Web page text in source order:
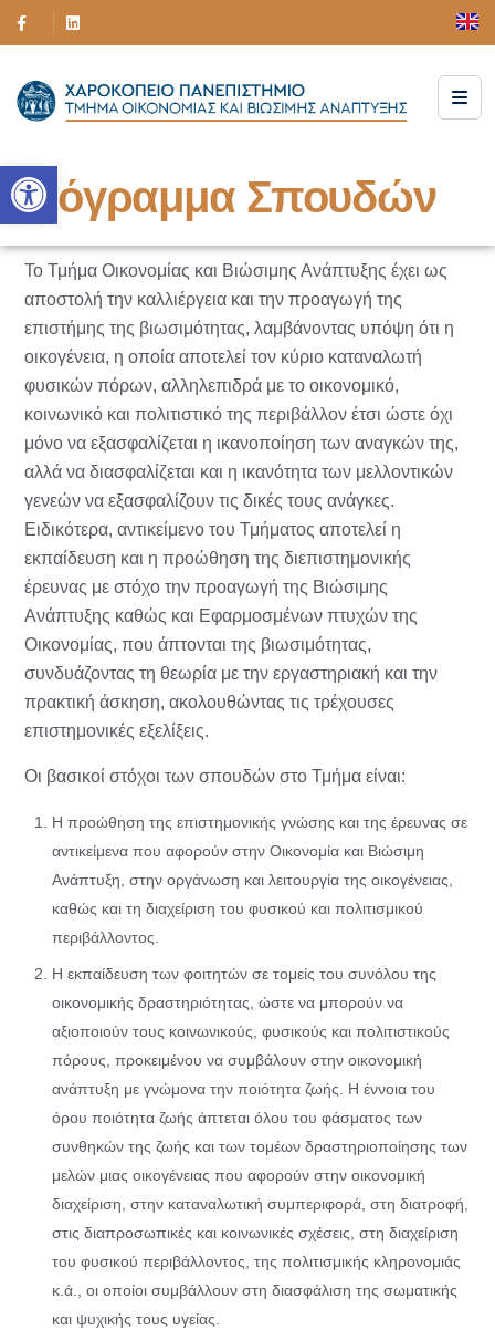
Ανοίξτε τη γραμμή εργαλείων
Πρόγραμμα Σπουδών
Το Τμήμα Οικονομίας και Βιώσιμης Ανάπτυξης έχει ως
αποστολή την καλλιέργεια και την προαγωγή της
επιστήμης της βιωσιμότητας, λαμβάνοντας υπόψη ότι η
οικογένεια, η οποία αποτελεί τον κύριο καταναλωτή
φυσικών πόρων, αλληλεπιδρά με το οικονομικό,
κοινωνικό και πολιτιστικό της περιβάλλον έτσι ώστε όχι
μόνο να εξασφαλίζεται η ικανοποίηση των αναγκών της,
αλλά να διασφαλίζεται και η ικανότητα των μελλοντικών
γενεών να εξασφαλίζουν τις δικές τους ανάγκες.
Ειδικότερα, αντικείμενο του Τμήματος αποτελεί η
εκπαίδευση και η προώθηση της διεπιστημονικής
έρευνας με στόχο την προαγωγή της Βιώσιμης
Ανάπτυξης καθώς και Εφαρμοσμένων πτυχών της
Οικονομίας, που άπτονται της βιωσιμότητας,
συνδυάζοντας τη θεωρία με την εργαστηριακή και την
πρακτική άσκηση, ακολουθώντας τις τρέχουσες
επιστημονικές εξελίξεις.
Οι βασικοί στόχοι των σπουδών στο Τμήμα είναι:
Η προώθηση της επιστημονικής γνώσης και της έρευνας σε
αντικείμενα που αφορούν στην Οικονομία και Βιώσιμη
Ανάπτυξη, στην οργάνωση και λειτουργία της οικογένειας,
καθώς και τη διαχείριση του φυσικού και πολιτισμικού
περιβάλλοντος.
Η εκπαίδευση των φοιτητών σε τομείς του συνόλου της
οικονομικής δραστηριότητας, ώστε να μπορούν να
αξιοποιούν τους κοινωνικούς, φυσικούς και πολιτιστικούς
πόρους, προκειμένου να συμβάλουν στην οικονομική
ανάπτυξη με γνώμονα την ποιότητα ζωής. Η έννοια του
όρου ποιότητα ζωής άπτεται όλου του φάσματος των
συνθηκών της ζωής και των τομέων δραστηριοποίησης των
μελών μιας οικογένειας που αφορούν στην οικονομική
διαχείριση, στην καταναλωτική συμπεριφορά, στη διατροφή,
στις διαπροσωπικές και κοινωνικές σχέσεις, στη διαχείριση
του φυσικού περιβάλλοντος, της πολιτισμικής κληρονομιάς
κ.ά., οι οποίοι συμβάλλουν στη διασφάλιση της σωματικής
και ψυχικής τους υγείας.